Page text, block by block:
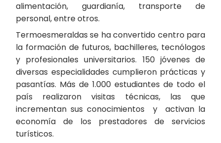
alimentación, guardianía, transporte de
personal, entre otros.
Termoesmeraldas se ha convertido centro para
la formación de futuros, bachilleres, tecnólogos
y profesionales universitarios. 150 jóvenes de
diversas especialidades cumplieron prácticas y
pasantías. Más de 1.000 estudiantes de todo el
país realizaron visitas técnicas, las que
incrementan sus conocimientos y activan la
economía de los prestadores de servicios
turísticos.